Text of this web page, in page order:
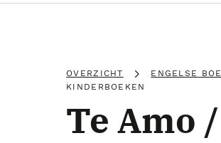
OVERZICHT ENGELSE
KINDERBOEKEN
Te Amo